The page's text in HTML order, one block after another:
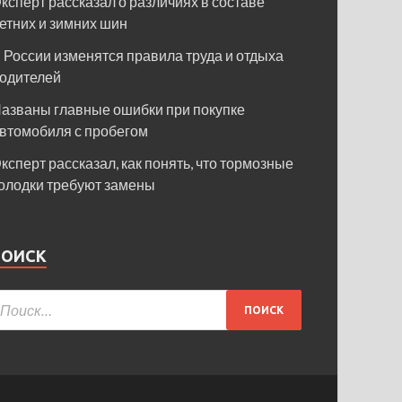
и зимних шин
России изменятся правила труда и отдыха
главные ошибки при покупке
с пробегом
рассказал, как понять, что тормозные
требуют замены